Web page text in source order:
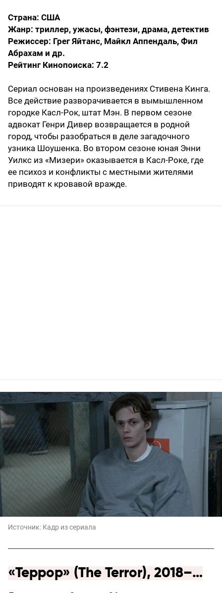
Страна: США
Жанр: триллер, ужасы, фэнтези, драма, детектив
Режиссер: Грег Яйтанс, Майкл Аппендаль, Фил
Абрахам и др.
Рейтинг Кинопоиска: 7.2
Сериал основан на произведениях Стивена Кинга.
Все действие разворачивается в вымышленном
городке Касл-Рок, штат Мэн. В первом сезоне
адвокат Генри Дивер возвращается в родной
город, чтобы разобраться в деле загадочного
узника Шоушенка. Во втором сезоне юная Энни
Уилкс из «Мизери» оказывается в Касл-Роке, где
ее психоз и конфликты с местными жителями
приводят к кровавой вражде.
Источник: Кадр из сериала
«Террор» (The Terror), 2018–…